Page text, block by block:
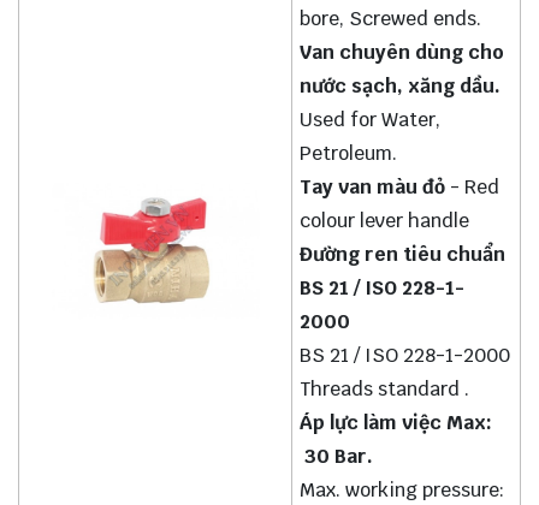
bore, Screwed ends.
Van chuyên dùng cho
nước sạch, xăng dầu.
Used for Water,
Petroleum.
Tay van màu đỏ - Red
colour lever handle
Đường ren tiêu chuẩn
BS 21 / ISO 228-1-
2000
BS 21 / ISO 228-1-2000
Threads standard .
Áp lực làm việc Max:
30 Bar.
Max. working pressure: